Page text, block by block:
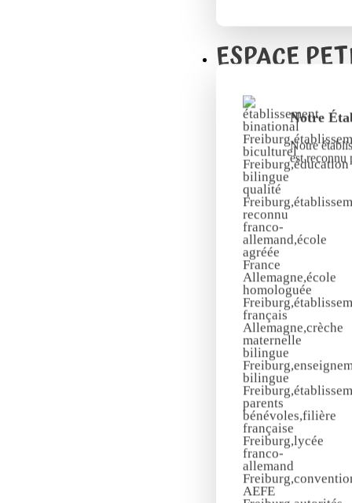
ESPACE
Notre
Notre
est reconnu